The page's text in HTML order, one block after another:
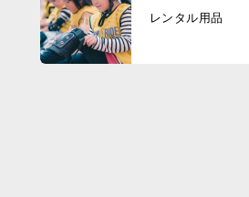
レンタル用品